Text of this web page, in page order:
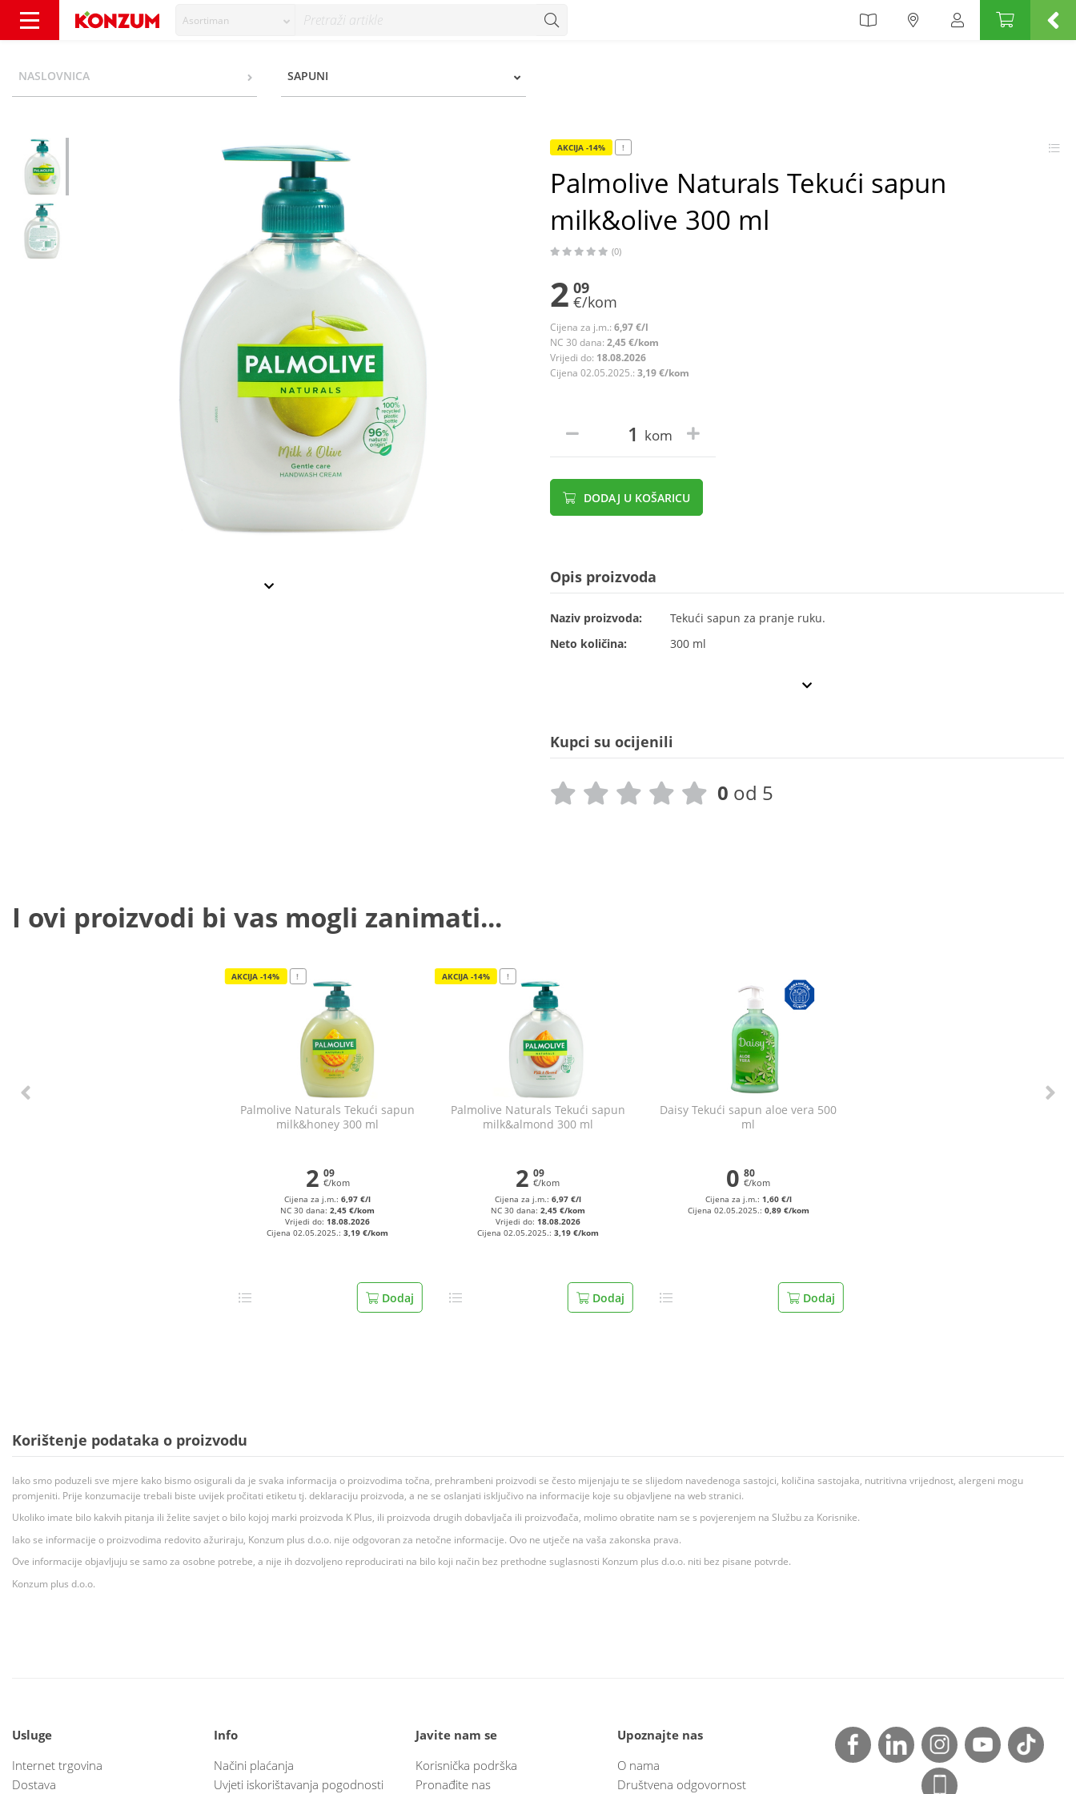
Asortiman
NASLOVNICA SAPUNI
AKCIJA -14% !
Palmolive Naturals Tekući sapun
milk&olive 300 ml
(0)
2 09
€/kom
Cijena za j.m.: 6,97 €/l
NC 30 dana: 2,45 €/kom
Vrijedi do: 18.08.2026
Cijena 02.05.2025.: 3,19 €/kom
kom
DODAJ U KOŠARICU
Opis proizvoda
Naziv proizvoda:
Tekući sapun za pranje ruku.
Neto količina:
300 ml
Kupci su ocijenili
0 od 5
I ovi proizvodi bi vas mogli zanimati...
AKCIJA -14% !
Palmolive Naturals Tekući sapun
milk&honey 300 ml
2 09
€/kom
Cijena za j.m.:6,97 €/l
NC 30 dana:2,45 €/kom
Vrijedi do:18.08.2026
Cijena 02.05.2025.:3,19 €/kom
Dodaj
AKCIJA -14% !
Palmolive Naturals Tekući sapun
milk&almond 300 ml
2 09
€/kom
Cijena za j.m.: 6,97 €/l
NC 30 dana: 2,45 €/kom
Vrijedi do: 18.08.2026
Cijena 02.05.2025.: 3,19 €/kom
Dodaj
Daisy Tekući sapun aloe vera 500
ml
0 80
€/kom
Cijena za j.m.: 1,60 €/l
Cijena 02.05.2025.: 0,89 €/kom
Dodaj
Korištenje podataka o proizvodu
Iako smo poduzeli sve mjere kako bismo osigurali da je svaka informacija o proizvodima točna, prehrambeni proizvodi se često mijenjaju te se slijedom navedenoga sastojci, količina sastojaka, nutritivna vrijednost, alergeni mogu
promjeniti. Prije konzumacije trebali biste uvijek pročitati etiketu tj. deklaraciju proizvoda, a ne se oslanjati isključivo na informacije koje su objavljene na web stranici.
Ukoliko imate bilo kakvih pitanja ili želite savjet o bilo kojoj marki proizvoda K Plus, ili proizvoda drugih dobavljača ili proizvođača, molimo obratite nam se s povjerenjem na Službu za Korisnike.
Iako se informacije o proizvodima redovito ažuriraju, Konzum plus d.o.o. nije odgovoran za netočne informacije. Ovo ne utječe na vaša zakonska prava.
Ove informacije objavljuju se samo za osobne potrebe, a nije ih dozvoljeno reproducirati na bilo koji način bez prethodne suglasnosti Konzum plus d.o.o. niti bez pisane potvrde.
Konzum plus d.o.o.
Usluge
Internet trgovina
Dostava
Info
Načini plaćanja
Uvjeti iskorištavanja pogodnosti
Javite nam se
Korisnička podrška
Pronađite nas
Upoznajte nas
O nama
Društvena odgovornost